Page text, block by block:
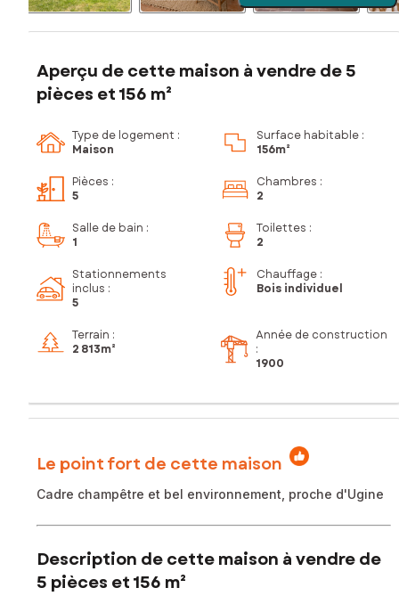
Aperçu de cette maison à vendre de 5
pièces et 156 m²
Type de logement :
Maison
Surface habitable :
156m²
Pièces :
5
Chambres :
2
Salle de bain :
1
Toilettes :
2
Stationnements
inclus :
5
Chauffage :
Bois individuel
Terrain :
2 813m²
Année de construction
:
1900
Le point fort de cette maison
Cadre champêtre et bel environnement, proche d'Ugine
Description de cette maison à vendre de
5 pièces et 156 m²